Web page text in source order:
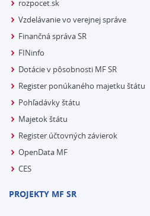
rozpocet.sk
Vzdelávanie vo verejnej správe
Finančná správa SR
FINinfo
Dotácie v pôsobnosti MF SR
Register ponúkaného majetku štátu
Pohľadávky štátu
Majetok štátu
Register účtovných závierok
OpenData MF
CES
PROJEKTY MF SR